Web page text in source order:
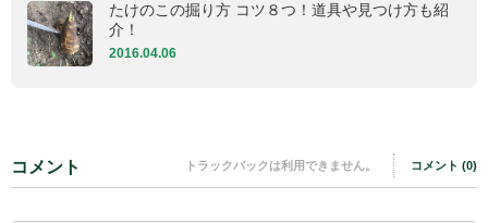
たけのこの掘り方 コツ８つ！道具や見つけ方も紹
介！
2016.04.06
コメント トラックバックは利用できません。 コメント (0)